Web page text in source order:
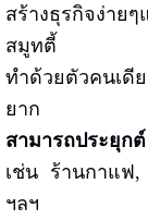
สร้างธุรกิจง่ายๆ
สมูทตี้
ทำด้วยตัวคนเดี
ยาก
สามารถประยุก
เช่น ร้านกาแฟ
ฯลฯ